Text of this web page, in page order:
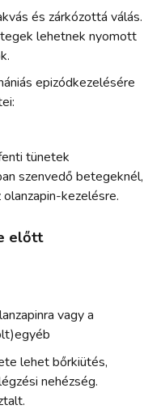
és zárkózottá válás.
lehetnek nyomott
epizódkezelésére
tünetek
szenvedő betegeknél,
kezelésre.
előtt
vagy a
lehet bőrkiütés,
nehézség.